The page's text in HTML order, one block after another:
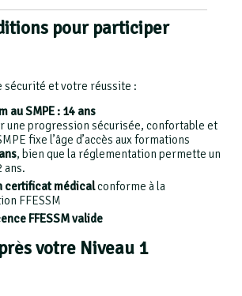
pour participer
sécurité et votre réussite :
au SMPE : 14 ans
une progression sécurisée, confortable et
fixe l’âge d’accès aux formations
, bien que la réglementation permette un
ans.
certificat médicalconforme à la
FFESSM
FFESSM valide
votre Niveau 1